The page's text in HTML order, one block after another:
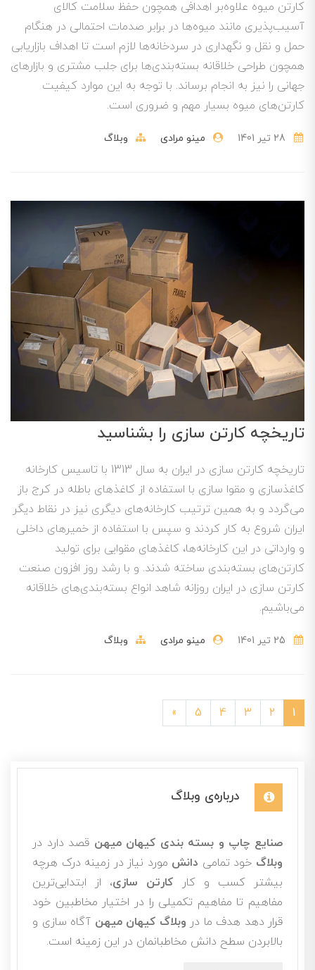
کارتن میوه علاوه‌بر اهدافی همچون حفظ سلامت کالای
آسیب‌پذیری مانند میوه‌ها در برابر صدمات احتمالی در هنگام
حمل و نقل و نگهداری در سردخانه‌ها لازم است تا اهداف بازاریابی
همچون طراحی خلاقانه بسته‌بندی‌ها برای جلب مشتری و بازارهای
جهانی را نیز به انجام برساند. با توجه به این موارد کیفیت
کارتن‌های میوه بسیار مهم و ضروری است.
مینو مرادی وبلاگ
تاریخچه کارتن سازی را بشناسید
تاریخچه کارتن سازی در ایران به سال 1313 با تاسیس کارخانه
کاغذسازی و مقوا سازی با استفاده از کاغذهای باطله در کرج باز
می‌گردد و به همین ترتیب کارخانه‌های دیگری نیز در نقاط دیگر
ایران شروع به کار کردند و سپس با استفاده از خمیر‌های داخلی
و وارداتی در این کارخانه‌ها، کاغذهای مقوایی برای تولید
کارتن‌های بسته‌بندی ساخته شدند. و با رشد روز افزون صنعت
کارتن سازی در ایران روزانه شاهد انواع بسته‌بندی‌های خلاقانه
می‌باشیم.
مینو مرادی وبلاگ
1
2
3
4
5
»
درباره‌ی وبلاگ
صنایع چاپ و بسته بندی کیهان میهن قصد دارد در
وبلاگ خود تمامی دانش مورد نیاز در زمینه درک هرچه
بیشتر کسب و کار کارتن سازی، از ابتدایی‌ترین
مفاهیم تا مفاهیم تکمیلی را در اختیار مخاطبین خود
قرار دهد هدف ما در وبلاگ کیهان میهن آگاه سازی و
بالابردن سطح دانش مخاطبانمان در این زمینه است.